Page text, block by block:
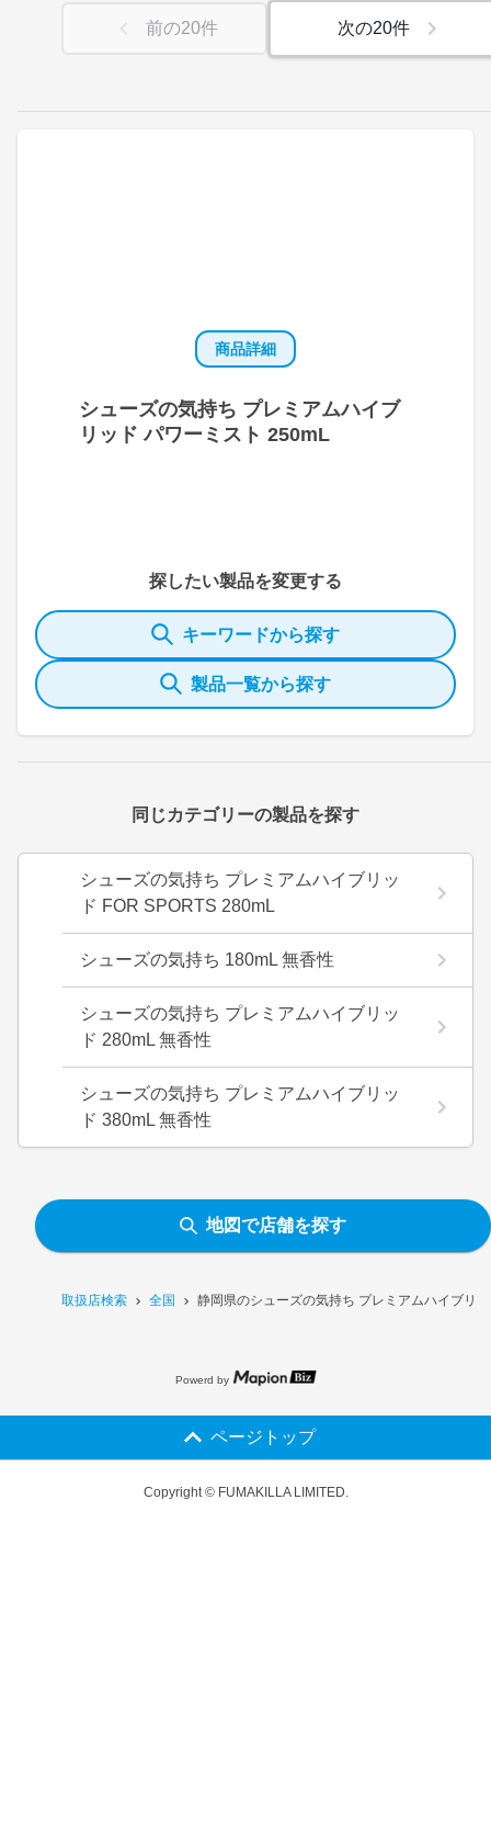
取扱店検索 全国 静岡県のシューズの気持ち プレミアムハイブリ
商品詳細
シューズの気持ち プレミアムハイブ
リッド パワーミスト 250mL
探したい製品を変更する
キーワードから探す
製品一覧から探す
同じカテゴリーの製品を探す
シューズの気持ち プレミアムハイブリッ
ド FOR SPORTS 280mL
シューズの気持ち 180mL 無香性
シューズの気持ち プレミアムハイブリッ
ド 280mL 無香性
シューズの気持ち プレミアムハイブリッ
ド 380mL 無香性
前の20件 次の20件
地図で店舗を探す
Powerd by
ページトップ
Copyright © FUMAKILLA LIMITED.